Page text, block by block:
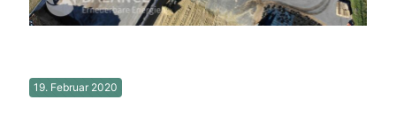
19. Februar 2020